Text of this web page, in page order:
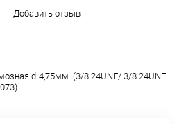
Добавить отзыв
d-4,75мм. (3/8 24UNF/ 3/8 24UNF